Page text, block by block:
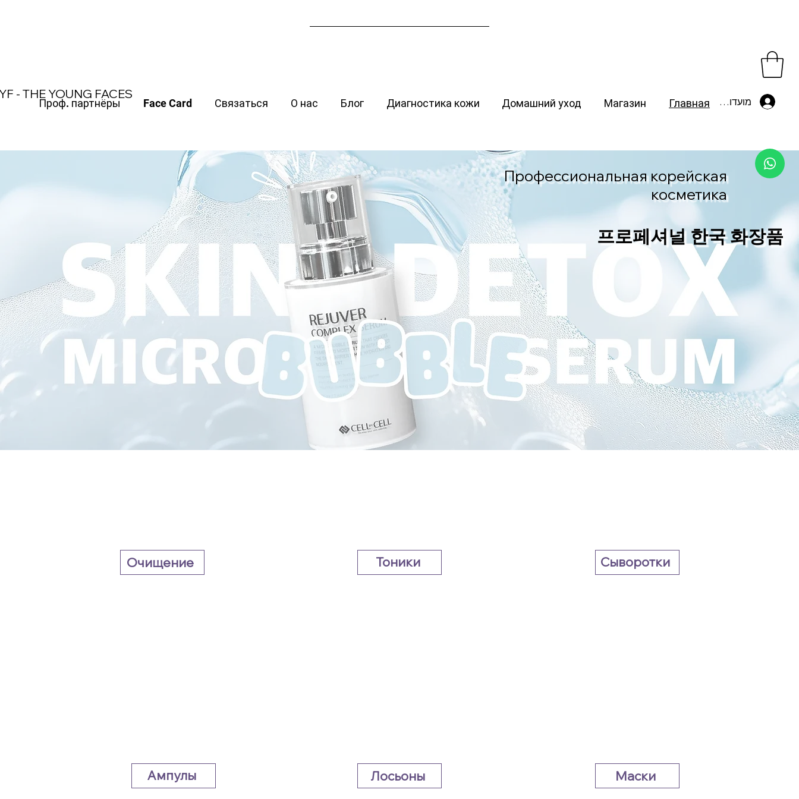
מועדון לקוחותГлавная
Магазин
Домашний уход
Диагностика кожи
Блог
О нас
Связаться
Face Card
Проф. партнёры
- THE YOUNG FACES
Профессиональная корейская
косметика
프로페셔널 한국 화장품
Сыворотки
Тоники
Очищение
Маски
Лосьоны
Ампулы